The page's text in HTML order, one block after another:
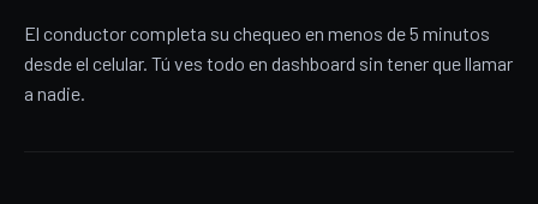
El conductor completa su chequeo en menos de 5 minutos
desde el celular. Tú ves todo en dashboard sin tener que llamar
a nadie.